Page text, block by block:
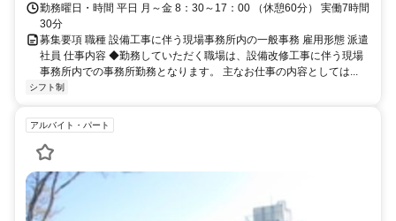
勤務曜日・時間 平日 月～金 8：30～17：00 （休憩60分） 実働7時間
30分
募集要項 職種 設備工事に伴う現場事務所内の一般事務 雇用形態 派遣
社員 仕事内容 ◆勤務していただく職場は、設備改修工事に伴う現場
事務所内での事務所勤務となります。 主なお仕事の内容としては...
シフト制
アルバイト・パート